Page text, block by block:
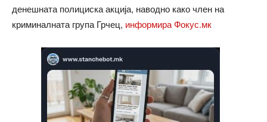
денешната полициска акција, наводно како член на
криминалната група Грчец, информира Фокус.мк